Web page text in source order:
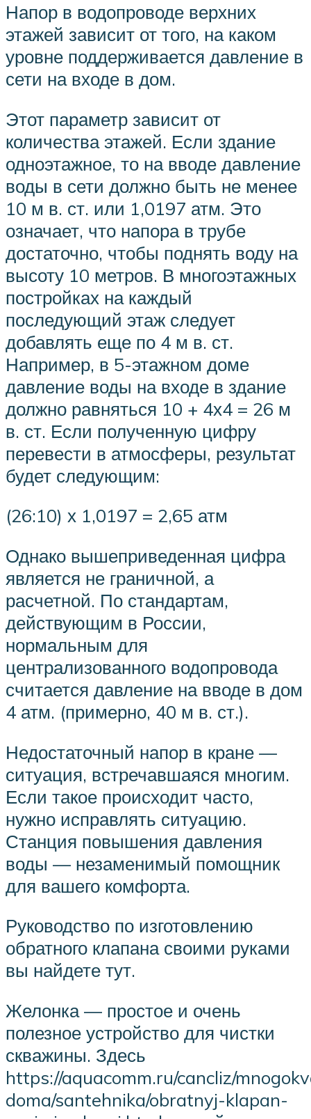
Напор в водопроводе верхних
этажей зависит от того, на каком
уровне поддерживается давление в
сети на входе в дом.
Этот параметр зависит от
количества этажей. Если здание
одноэтажное, то на вводе давление
воды в сети должно быть не менее
10 м в. ст. или 1,0197 атм. Это
означает, что напора в трубе
достаточно, чтобы поднять воду на
высоту 10 метров. В многоэтажных
постройках на каждый
последующий этаж следует
добавлять еще по 4 м в. ст.
Например, в 5-этажном доме
давление воды на входе в здание
должно равняться 10 + 4х4 = 26 м
в. ст. Если полученную цифру
перевести в атмосферы, результат
будет следующим:
(26:10) х 1,0197 = 2,65 атм
Однако вышеприведенная цифра
является не граничной, а
расчетной. По стандартам,
действующим в России,
нормальным для
централизованного водопровода
считается давление на вводе в дом
4 атм. (примерно, 40 м в. ст.).
Недостаточный напор в кране —
ситуация, встречавшаяся многим.
Если такое происходит часто,
нужно исправлять ситуацию.
Станция повышения давления
воды — незаменимый помощник
для вашего комфорта.
Руководство по изготовлению
обратного клапана своими руками
вы найдете тут.
Желонка — простое и очень
полезное устройство для чистки
скважины. Здесь
https://aquacomm.ru/cancliz/
doma/santehnika/obratnyj-klapan-